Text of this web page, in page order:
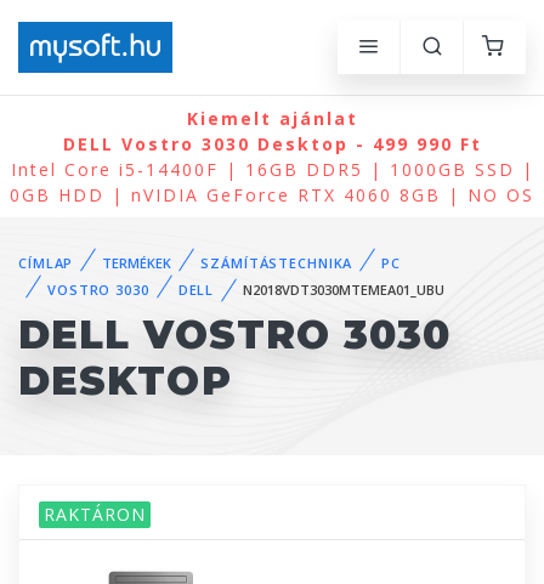
Kiemelt ajánlat
DELL Vostro 3030 Desktop - 499 990 Ft
Intel Core i5-14400F | 16GB DDR5 | 1000GB SSD |
0GB HDD | nVIDIA GeForce RTX 4060 8GB | NO OS
CÍMLAP TERMÉKEK SZÁMÍTÁSTECHNIKA
PC
VOSTRO 3030
DELL N2018VDT3030MTEMEA01_UBU
DELL VOSTRO 3030
DESKTOP
RAKTÁRON